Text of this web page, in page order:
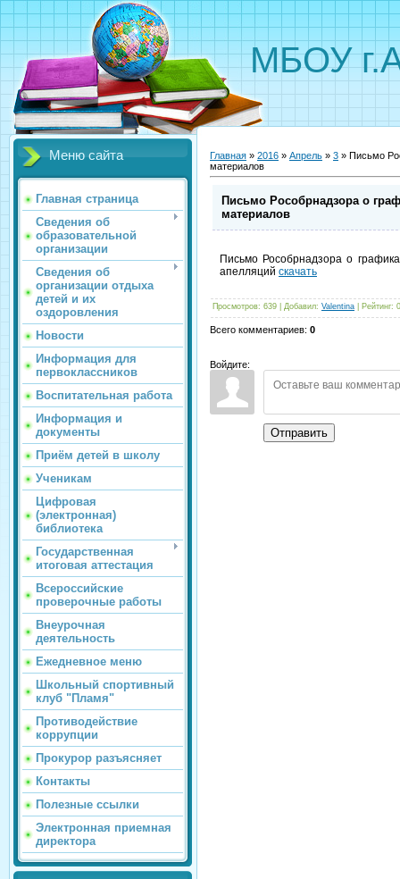
МБОУ
Меню сайта
Главная страница
Сведения об
образовательной
организации
Сведения об
организации отдыха
детей и их
оздоровления
Новости
Информация для
первоклассников
Воспитательная работа
Информация и
документы
Приём детей в школу
Ученикам
Цифровая
(электронная)
библиотека
Государственная
итоговая аттестация
Всероссийские
проверочные работы
Внеурочная
деятельность
Ежедневное меню
Школьный спортивный
клуб "Пламя"
Противодействие
коррупции
Прокурор разъясняет
Контакты
Полезные ссылки
Электронная приемная
директора
Главная » 2016 » Апрель » 3 » Письмо
материалов
Письмо Рособрнадзора о
материалов
Письмо Рособрнадзора о
апелляций скачать
Просмотров: 639 Добавил: Valentina Рейтинг:
Всего комментариев: 0
Войдите:
Отправить